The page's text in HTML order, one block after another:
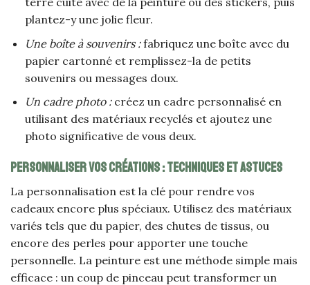
plantez-y une jolie fleur.
Une boîte à souvenirs :fabriquez une boîte avec du
papier cartonné et remplissez-la de petits
souvenirs ou messages doux.
Un cadre photo :créez un cadre personnalisé en
utilisant des matériaux recyclés et ajoutez une
photo significative de vous deux.
Personnaliser vos créations : techniques et astuces
La personnalisation est la clé pour rendre vos
cadeaux encore plus spéciaux. Utilisez des matériaux
variés tels que du papier, des chutes de tissus, ou
encore des perles pour apporter une touche
personnelle. La peinture est une méthode simple mais
efficace : un coup de pinceau peut transformer un